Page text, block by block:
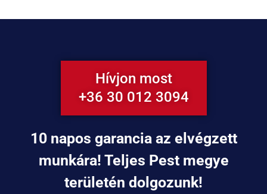
Hívjon most
+36 30 012 3094
10 napos garancia az elvégzett
munkára! Teljes Pest megye
területén dolgozunk!